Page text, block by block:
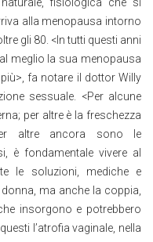
alla menopausa intorno
gli 80. <In tutti questi anni
meglio la sua menopausa
fa notare il dottor Willy
sessuale. <Per alcune
per altre è la freschezza
altre ancora sono le
è fondamentale vivere al
le soluzioni, mediche e
ma anche la coppia,
insorgono e potrebbero
l’atrofia vaginale, nella